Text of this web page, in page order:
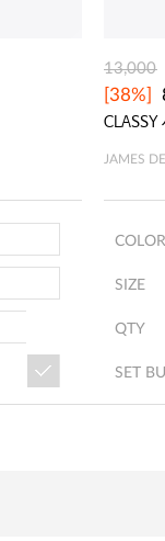
13,000
[38%]
CLASSY
JAMES
COLOR
SIZE
QTY
SET